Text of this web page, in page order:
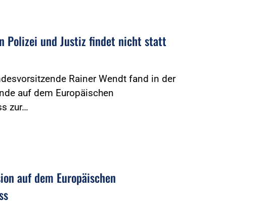
Polizei und Justiz findet nicht statt
Rainer Wendt fand in der
auf dem Europäischen
zur…
auf dem Europäischen